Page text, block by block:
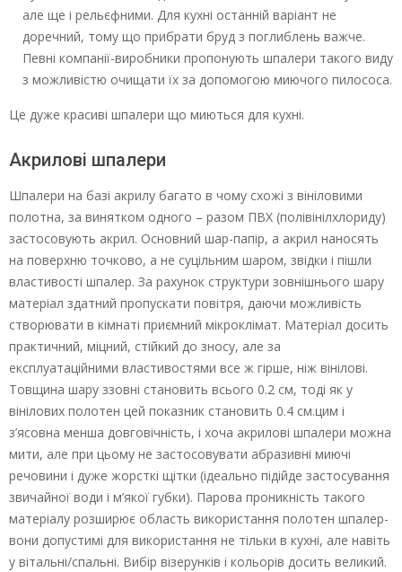
але ще і рельєфними. Для кухні останній варіант не
доречний, тому що прибрати бруд з поглиблень важче.
Певні компанії-виробники пропонують шпалери такого виду
з можливістю очищати їх за допомогою миючого пилососа.
Це дуже красиві шпалери що миються для кухні.
Акрилові шпалери
Шпалери на базі акрилу багато в чому схожі з вініловими
полотна, за винятком одного – разом ПВХ (полівінілхлориду)
застосовують акрил. Основний шар-папір, а акрил наносять
на поверхню точково, а не суцільним шаром, звідки і пішли
властивості шпалер. За рахунок структури зовнішнього шару
матеріал здатний пропускати повітря, даючи можливість
створювати в кімнаті приємний мікроклімат. Матеріал досить
практичний, міцний, стійкий до зносу, але за
експлуатаційними властивостями все ж гірше, ніж вінілові.
Товщина шару ззовні становить всього 0.2 см, тоді як у
вінілових полотен цей показник становить 0.4 см.цим і
з’ясовна менша довговічність, і хоча акрилові шпалери можна
мити, але при цьому не застосовувати абразивні миючі
речовини і дуже жорсткі щітки (ідеально підійде застосування
звичайної води і м’якої губки). Парова проникність такого
матеріалу розширює область використання полотен шпалер-
вони допустимі для використання не тільки в кухні, але навіть
у вітальні/спальні. Вибір візерунків і кольорів досить великий.